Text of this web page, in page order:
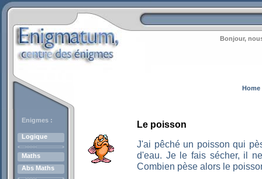
Bonjour,
Home
Enigmes :
Logique
Maths
Abs Maths
Le poisson
J'ai pêché un poisson qui
d'eau. Je le fais sécher, il
Combien pèse alors le